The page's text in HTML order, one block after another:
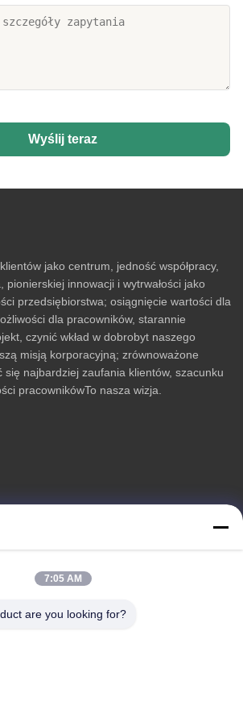
Wyślij teraz
jako centrum, jedność współpracy,
pionierskiej innowacji i wytrwałości jako
przedsiębiorstwa; osiągnięcie wartości dla
dla pracowników, starannie
czynić wkład w dobrobyt naszego
misją korporacyjną; zrównoważone
się najbardziej zaufania klientów, szacunku
pracownikówTo nasza wizja.
7:05 AM
are you looking for?